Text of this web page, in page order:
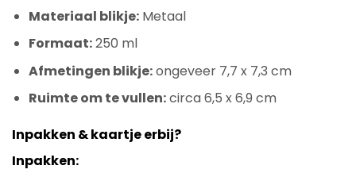
Materiaal blikje:Metaal
Formaat:250 ml
Afmetingen blikje:ongeveer 7,7 x 7,3 cm
Ruimte om te vullen:circa 6,5 x 6,9 cm
Inpakken & kaartje erbij?
Inpakken: